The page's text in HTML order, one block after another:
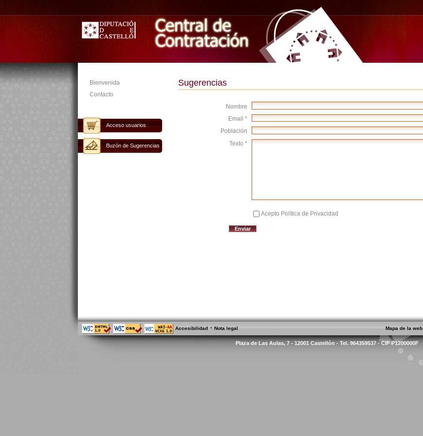
Bienvenida
Contacto
Acceso usuarios
Buzón de Sugerencias
Sugerencias
Nombre
Email *
Población
Texto *
Acepto Política de Privacidad
Accesibilidad - Nota legal Mapa de la web
Plaza de Las Aulas, 7 - 12001 Castellón - Tel. 964359537 - CIF P1200000F